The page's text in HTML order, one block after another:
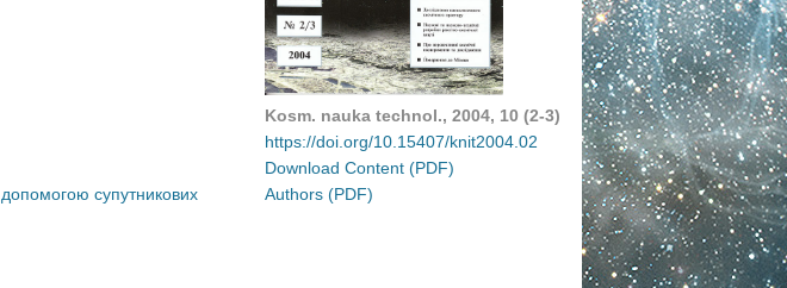
супутникових
Kosm. nauka technol., 2004, 10 (2-3)
https://doi.org/10.15407/knit2004.02
Download Content (PDF)
Authors (PDF)